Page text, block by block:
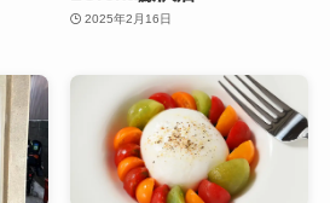
2025年2月16日